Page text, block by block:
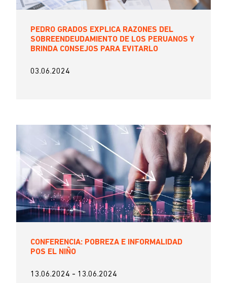
PEDRO GRADOS EXPLICA RAZONES DEL
SOBREENDEUDAMIENTO DE LOS PERUANOS Y
BRINDA CONSEJOS PARA EVITARLO
03.06.2024
CONFERENCIA: POBREZA E INFORMALIDAD
POS EL NIÑO
13.06.2024 - 13.06.2024